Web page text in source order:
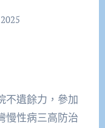
不遺餘力，參加
慢性病三高防治